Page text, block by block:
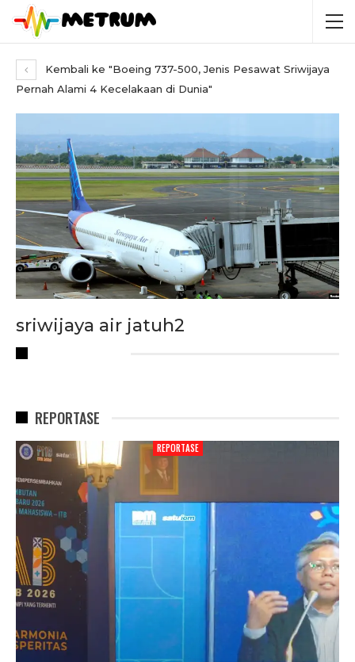
Kembali ke "Boeing 737-500, Jenis Pesawat Sriwijaya
Pernah Alami 4 Kecelakaan di Dunia"
sriwijaya air jatuh2
REPORTASE
REPORTASE